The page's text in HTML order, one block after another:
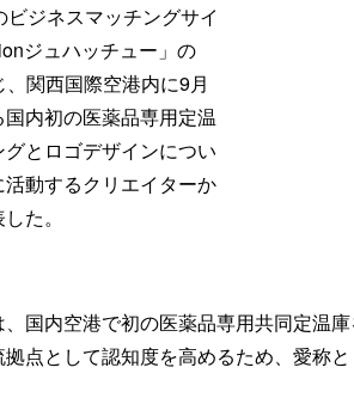
ジネスマッチングサイ
ジュハッチュー」の
関西国際空港内に9月
内初の医薬品専用定温
とロゴデザインについ
動するクリエイターか
た。
国内空港で初の医薬品専用共同定温
拠点として認知度を高めるため、愛称